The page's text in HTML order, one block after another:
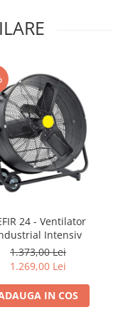
24 - Ventilator
Intensiv
1.373,00 Lei
1.269,00 Lei
IN COS